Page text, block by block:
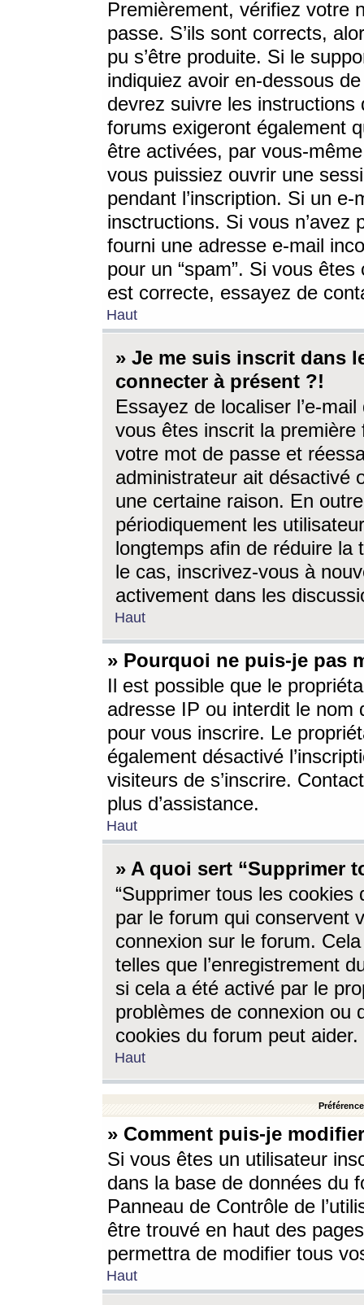
Premièrement, vérifiez votre
passe. S’ils sont corrects,
pu s’être produite. Si le
indiquiez avoir en-dessous
devrez suivre les
forums exigeront également
être activées, par vous-
vous puissiez ouvrir une
pendant l’inscription. Si un
insctructions. Si vous n’avez
fourni une adresse e-mail
pour un “spam”. Si vous
est correcte, essayez de
Haut
» Je me suis inscrit dans
connecter à présent ?!
Essayez de localiser l’e-
vous êtes inscrit la première
votre mot de passe et
administrateur ait désactivé
une certaine raison. En
périodiquement les
longtemps afin de réduire la
le cas, inscrivez-vous à
activement dans les
Haut
» Pourquoi ne puis-je pas
Il est possible que le
adresse IP ou interdit le nom
pour vous inscrire. Le
également désactivé
visiteurs de s’inscrire.
plus d’assistance.
Haut
» A quoi sert “Supprimer
“Supprimer tous les cookies
par le forum qui conservent
connexion sur le forum.
telles que l’enregistrement
si cela a été activé par le
problèmes de connexion ou
cookies du forum peut aider.
Haut
» Comment puis-je
Si vous êtes un utilisateur
dans la base de données du
Panneau de Contrôle de
être trouvé en haut des
permettra de modifier tous
Haut